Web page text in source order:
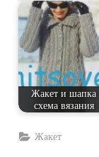
Жакет и шапка
схема вязания
Жакет